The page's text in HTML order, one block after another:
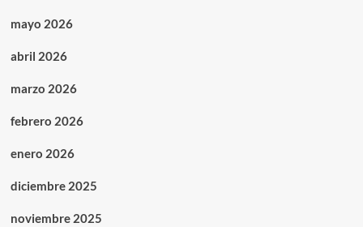
mayo 2026
abril 2026
marzo 2026
febrero 2026
enero 2026
diciembre 2025
noviembre 2025